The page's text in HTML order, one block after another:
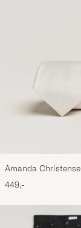
Amanda
Classic Tie 8 cm
449,-